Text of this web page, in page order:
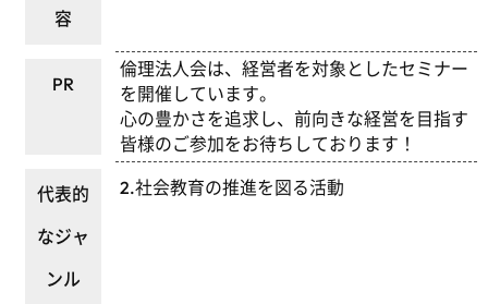
容
PR
倫理法人会は、経営者を対象としたセミナー
を開催しています。
心の豊かさを追求し、前向きな経営を目指す
皆様のご参加をお待ちしております！
代表的
なジャ
ンル
2.社会教育の推進を図る活動